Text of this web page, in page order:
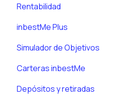
Rentabilidad
inbestMe Plus
Simulador de Objetivos
Carteras inbestMe
Depósitos y retiradas